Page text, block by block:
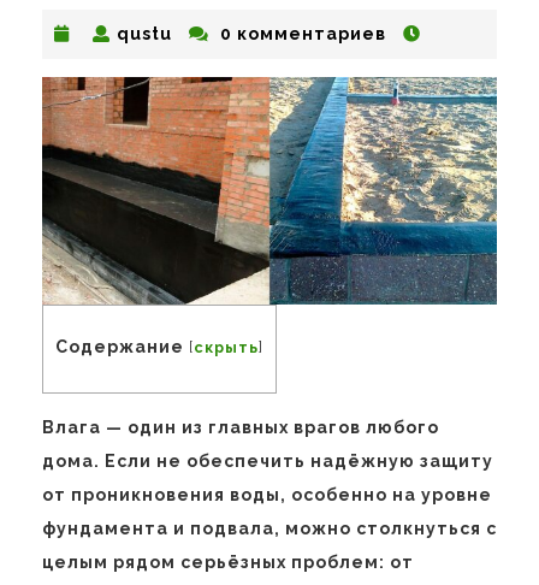
qustu qustu0 комментариев
Содержание [скрыть]
Влага — один из главных врагов любого
дома. Если не обеспечить надёжную защиту
от проникновения воды, особенно на уровне
фундамента и подвала, можно столкнуться с
целым рядом серьёзных проблем: от